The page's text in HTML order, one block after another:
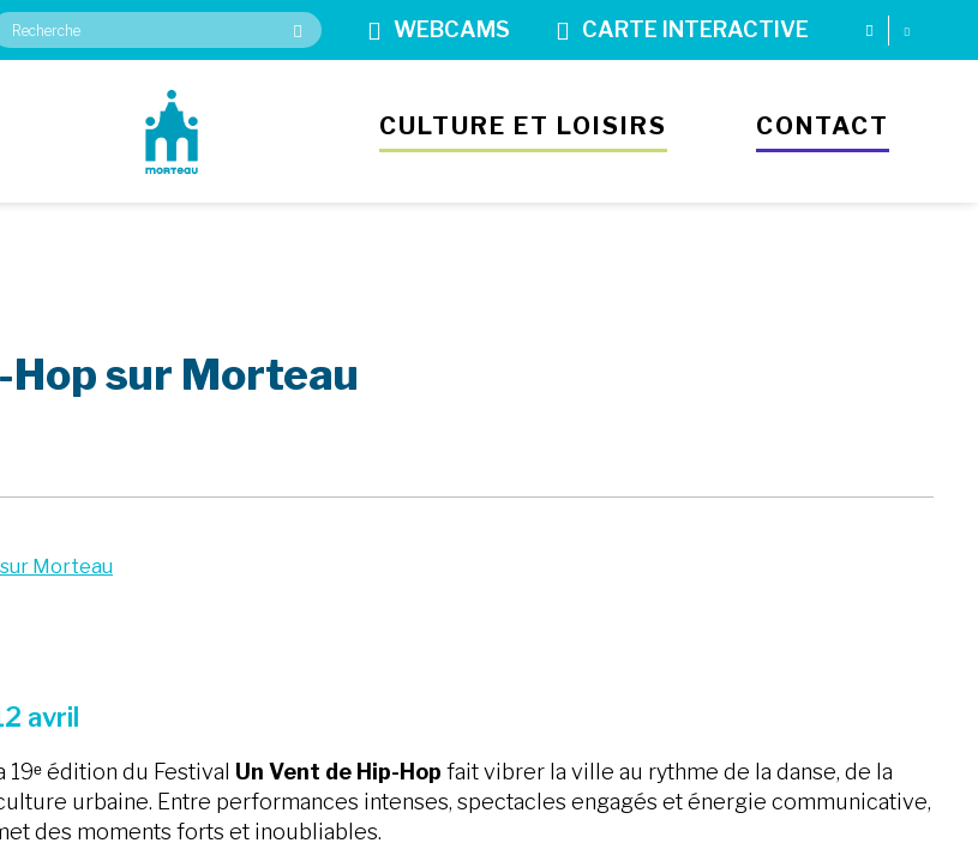
WEBCAMS CARTE INTERACTIVE
CULTURE ET LOISIRS CONTACT
Hop sur Morteau
Morteau
avril
19ᵉ édition du Festival Un Vent de Hip-Hop fait vibrer la ville au rythme de la danse, de la
urbaine. Entre performances intenses, spectacles engagés et énergie communicative,
des moments forts et inoubliables.